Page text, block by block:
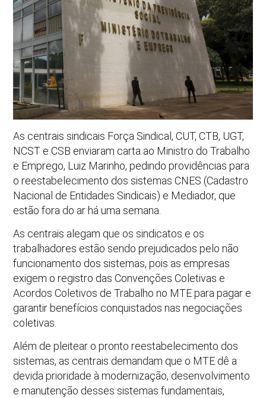
As centrais sindicais Força Sindical, CUT, CTB, UGT,
NCST e CSB enviaram carta ao Ministro do Trabalho
e Emprego, Luiz Marinho, pedindo providências para
o reestabelecimento dos sistemas CNES (Cadastro
Nacional de Entidades Sindicais) e Mediador, que
estão fora do ar há uma semana.
As centrais alegam que os sindicatos e os
trabalhadores estão sendo prejudicados pelo não
funcionamento dos sistemas, pois as empresas
exigem o registro das Convenções Coletivas e
Acordos Coletivos de Trabalho no MTE para pagar e
garantir benefícios conquistados nas negociações
coletivas.
Além de pleitear o pronto reestabelecimento dos
sistemas, as centrais demandam que o MTE dê a
devida prioridade à modernização, desenvolvimento
e manutenção desses sistemas fundamentais,